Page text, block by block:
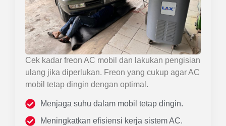
Cek kadar freon AC mobil dan lakukan pengisian
ulang jika diperlukan. Freon yang cukup agar AC
mobil tetap dingin dengan optimal.
Menjaga suhu dalam mobil tetap dingin.
Meningkatkan efisiensi kerja sistem AC.